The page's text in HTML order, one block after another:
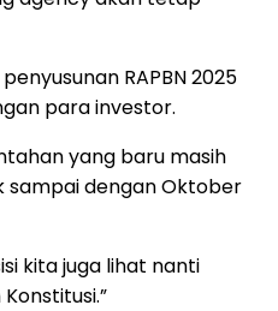
RAPBN 2025
para investor.
yang baru masih
sampai dengan Oktober
kita juga lihat nanti